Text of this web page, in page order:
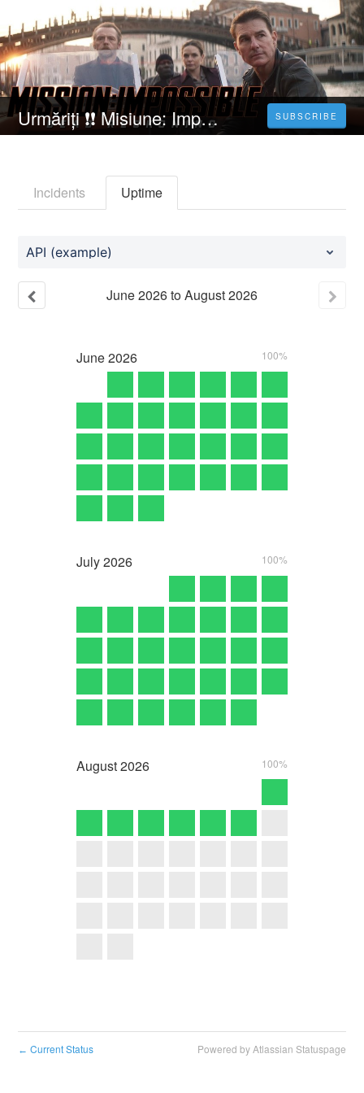
Urmăriți ❗❗️️ Misiune: Imposibilă - Răfuială mortală partea întâi [2023] Film Online Subtitrat in Română SUBSCRIBE
Incidents Uptime
API (example)
June2026toAugust2026
June2026 100%
July2026 100%
August2026 100%
← Current Status Powered by Atlassian Statuspage